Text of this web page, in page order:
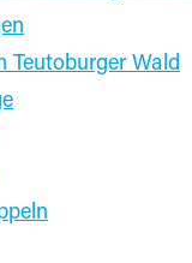
Teutoburger Wald